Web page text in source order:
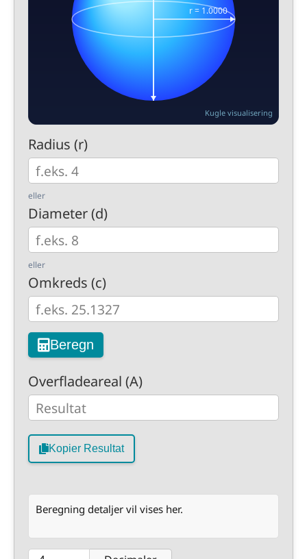
Kugle visualisering
Radius (r)
eller
Diameter (d)
eller
Omkreds (c)
Beregn
Overfladeareal (A)
Kopier Resultat
Beregning detaljer vil vises her.